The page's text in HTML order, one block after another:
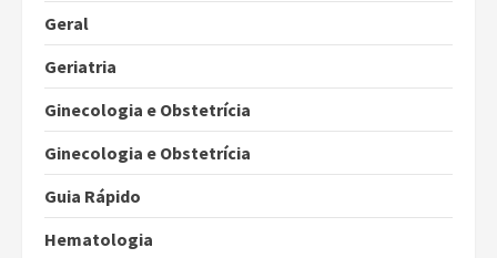
Geral
Geriatria
Ginecologia e Obstetrícia
Ginecologia e Obstetrícia
Guia Rápido
Hematologia